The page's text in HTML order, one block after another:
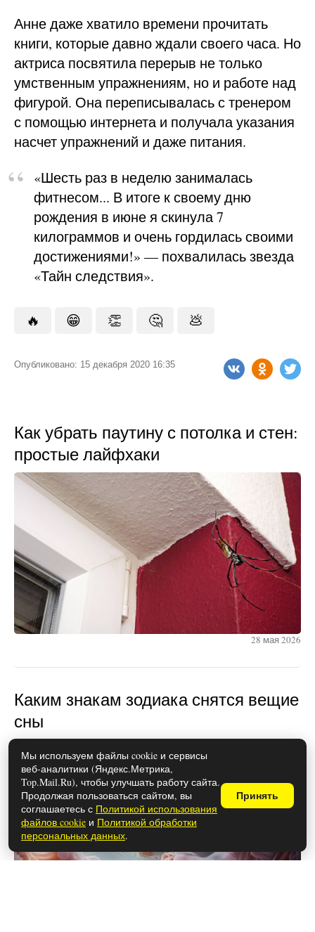
Анне даже хватило времени прочитать
книги, которые давно ждали своего часа. Но
актриса посвятила перерыв не только
умственным упражнениям, но и работе над
фигурой. Она переписывалась с тренером
с помощью интернета и получала указания
насчет упражнений и даже питания.
«Шесть раз в неделю занималась
фитнесом... В итоге к своему дню
рождения в июне я скинула 7
килограммов и очень гордилась своими
достижениями!» — похвалилась звезда
«Тайн следствия».
🔥 😁 👏 🤔 💩
Опубликовано: 15 декабря 2020 16:35
Как убрать паутину с потолка и стен:
простые лайфхаки
28 мая 2026
Каким знакам зодиака снятся вещие
сны
Мы используем файлы cookie и сервисы
веб-аналитики (Яндекс.Метрика,
Top.Mail.Ru), чтобы улучшать работу сайта.
Продолжая пользоваться сайтом, вы
соглашаетесь с Политикой использования
файлов cookie и Политикой обработки
персональных данных.
Принять